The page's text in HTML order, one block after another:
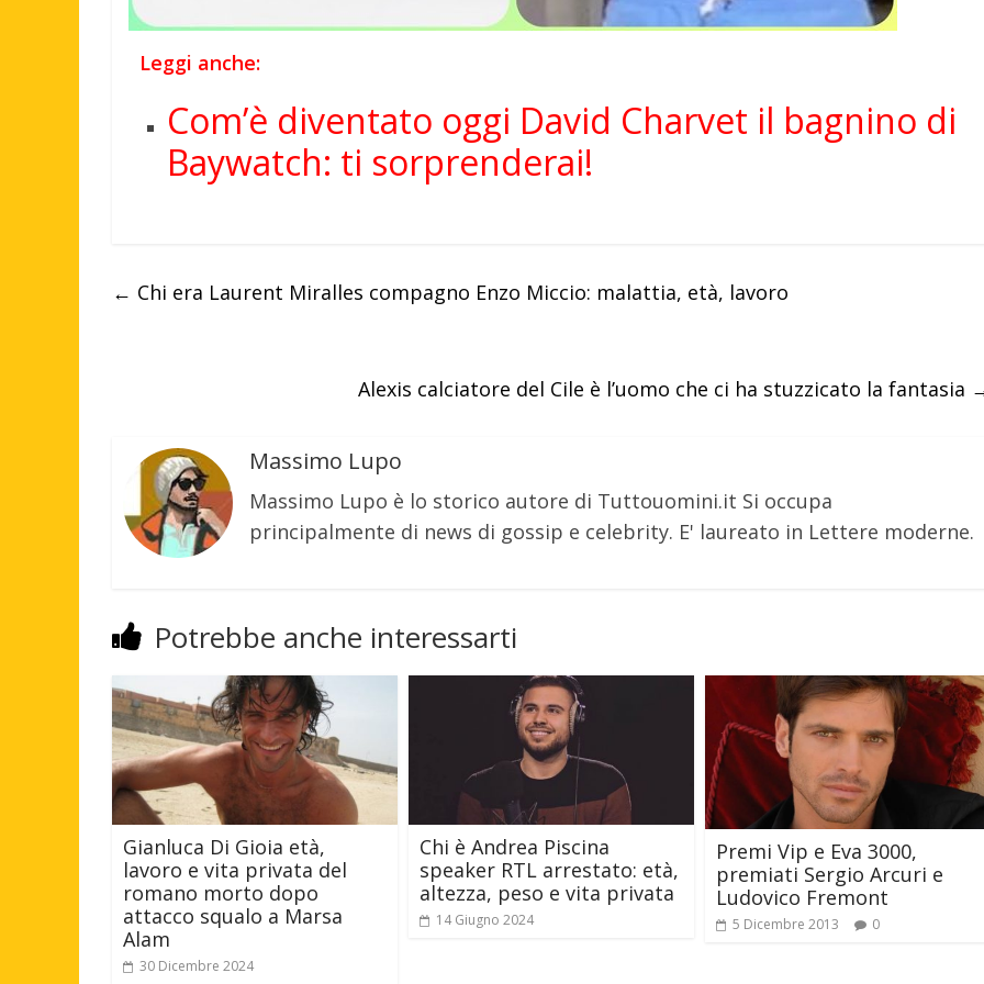
Leggi anche:
Com’è diventato oggi David Charvet il bagnino di
Baywatch: ti sorprenderai!
← Chi era Laurent Miralles compagno Enzo Miccio: malattia, età, lavoro
Alexis calciatore del Cile è l’uomo che ci ha stuzzicato la fantasia
Massimo Lupo
Massimo Lupo è lo storico autore di Tuttouomini.it Si occupa
principalmente di news di gossip e celebrity. E' laureato in Lettere moderne.
Potrebbe anche interessarti
Gianluca Di Gioia età,
lavoro e vita privata del
romano morto dopo
attacco squalo a Marsa
Alam
30 Dicembre 2024
Chi è Andrea Piscina
speaker RTL arrestato: età,
altezza, peso e vita privata
14 Giugno 2024
Premi Vip e Eva 3000,
premiati Sergio Arcuri e
Ludovico Fremont
5 Dicembre 2013 0